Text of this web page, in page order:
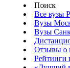
Поиск
Все вузы
Вузы
Вузы
Отзывы о
Рейтинги